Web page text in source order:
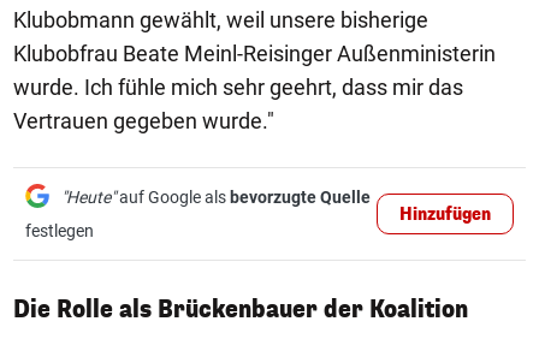
Klubobmann gewählt, weil unsere bisherige
Klubobfrau Beate Meinl-Reisinger Außenministerin
wurde. Ich fühle mich sehr geehrt, dass mir das
Vertrauen gegeben wurde."
"Heute"auf Google als bevorzugte Quelle
festlegen
Hinzufügen
Die Rolle als Brückenbauer der Koalition